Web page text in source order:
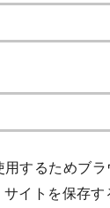
するためブ
イトを保存す